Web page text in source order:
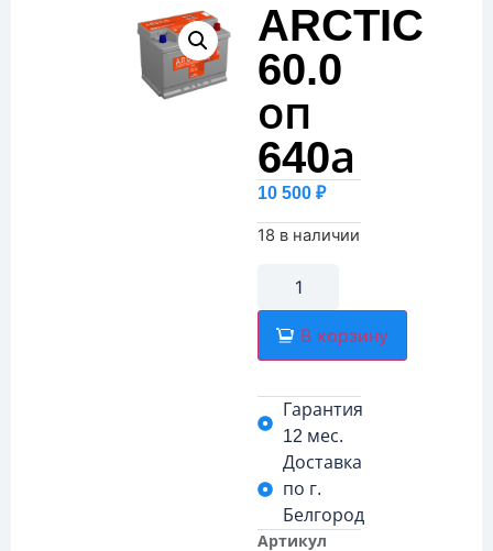
ARCTIC
60.0
оп
640а
10 500 ₽
18 в наличии
В корзину
Гарантия
12 мес.
Доставка
по г.
Белгород
Артикул